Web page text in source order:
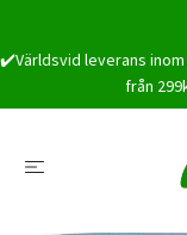
✔️Världsvid leverans inom
från